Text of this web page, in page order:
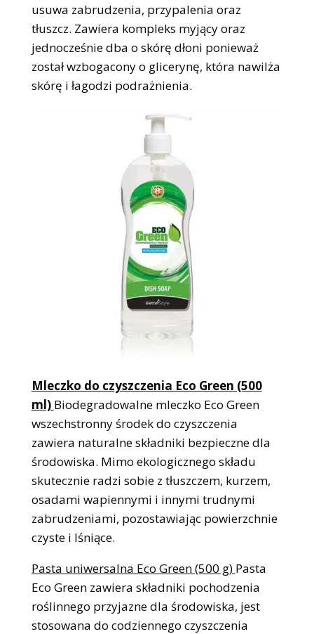
usuwa zabrudzenia, przypalenia oraz
tłuszcz. Zawiera kompleks myjący oraz
jednocześnie dba o skórę dłoni ponieważ
został wzbogacony o glicerynę, która nawilża
skórę i łagodzi podrażnienia.
Mleczko do czyszczenia Eco Green (500
ml) Biodegradowalne mleczko Eco Green
wszechstronny środek do czyszczenia
zawiera naturalne składniki bezpieczne dla
środowiska. Mimo ekologicznego składu
skutecznie radzi sobie z tłuszczem, kurzem,
osadami wapiennymi i innymi trudnymi
zabrudzeniami, pozostawiając powierzchnie
czyste i lśniące.
Pasta uniwersalna Eco Green (500 g) Pasta
Eco Green zawiera składniki pochodzenia
roślinnego przyjazne dla środowiska, jest
stosowana do codziennego czyszczenia